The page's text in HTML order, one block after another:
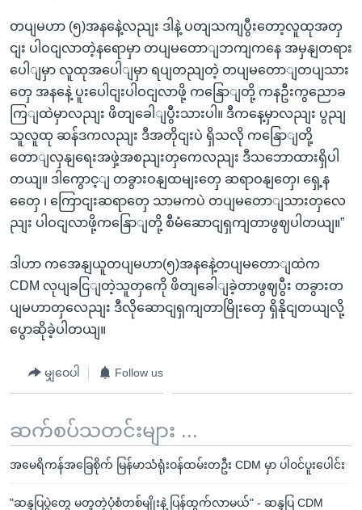
တပျမဟာ (၅)အနနေဲ့လညျး ဒါနဲ့ ပတျသကျပွီးတော့လူထုအတှ
ငျး ပါဝငျလာတဲ့နရောမှာ တပျမတောျဘကျကနေ အမှနျတရား
ပေါျမှာ လူထုအပေါျမှာ ရပျတညျတဲ့ တပျမတောျတပျသား
တှေ အနနေဲ့ ပူးပေါငျးပါဝငျလာဖို့ ကနြောျတို့ ကနဦးကွညောခ
ကြျထဲမှာလညျး ဖိတျခေါျပွီးသားပါ။ ဒီကနေ့မှာလညျး ပွညျ
သူလူထု ဆန်ဒကလညျး ဒီအတိုငျးပဲ ရှိသလို ကနြောျတို့
တောျလှနျရေးအဖှဲ့အစညျးတှကေလညျး ဒီသဘောထားရှိပါ
တယျ။ ဒါကွောင့ျ တခွားဝနျထမျးတှေ ဆရာဝနျတှေ၊ ရှေ့န
တှေေ ၊ ကြောငျးဆရာတှေ သာမကပဲ တပျမတောျသားတှလေ
ညျး ပါဝငျလာဖို့ကနြောျတို့ စီမံဆောငျရှကျတာဖွဈပါတယျ။”
ဒါဟာ ကအေနျယူတပျမဟာ(၅)အနနေဲ့တပျမတောျထဲက
CDM လုပျခငြျတဲ့သူတှကေို ဖိတျခေါျခဲ့တာဖွဈပွီး တခွားတ
ပျမဟာတှလေညျး ဒီလိုဆောငျရှကျတာမြိုးတှေ ရှိနိုငျတယျလို့
ပွောဆိုခဲ့ပါတယျ။
မျှဝေပါ Follow us
ဆက်စပ်သတင်းများ ...
အမေရိကန်အခြေစိုက် မြန်မာသံရုံးဝန်ထမ်းတဦး CDM မှာ ပါဝင်ပူးပေါင်း
"ဆန္ဒပြပွဲတွေ မတူတဲ့ပုံစံတစ်မျိုးနဲ့ ပြန်ထွက်လာမယ်" - ဆန္ဒပြ CDM